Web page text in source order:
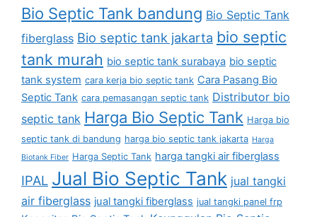
Bio Septic Tank bandung Bio Septic Tank
fiberglass Bio septic tank jakarta bio septic
tank murah bio septic tank surabaya bio septic
tank system cara kerja bio septic tank Cara Pasang Bio
Septic Tank cara pemasangan septic tank Distributor bio
septic tank Harga Bio Septic Tank Harga bio
septic tank di bandung harga bio septic tank jakarta Harga
Biotank Fiber Harga Septic Tank harga tangki air fiberglass
IPAL Jual Bio Septic Tank jual tangki
air fiberglass jual tangki fiberglass jual tangki panel frp